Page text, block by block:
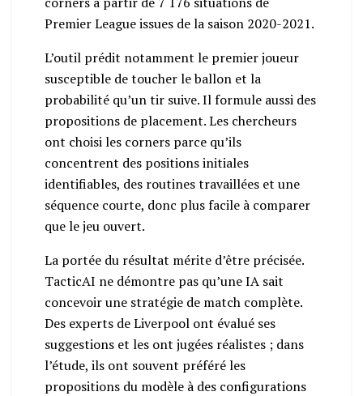
Premier League issues de la saison 2020-2021.
L’outil prédit notamment le premier joueur
susceptible de toucher le ballon et la
probabilité qu’un tir suive. Il formule aussi des
propositions de placement. Les chercheurs
ont choisi les corners parce qu’ils
concentrent des positions initiales
identifiables, des routines travaillées et une
séquence courte, donc plus facile à comparer
que le jeu ouvert.
La portée du résultat mérite d’être précisée.
TacticAI ne démontre pas qu’une IA sait
concevoir une stratégie de match complète.
Des experts de Liverpool ont évalué ses
suggestions et les ont jugées réalistes ; dans
l’étude, ils ont souvent préféré les
propositions du modèle à des configurations